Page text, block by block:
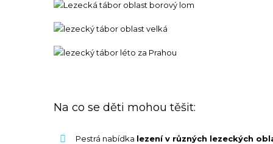
Na co se děti mohou těšit:
Pestrá nabídka lezení v různých lezeckých